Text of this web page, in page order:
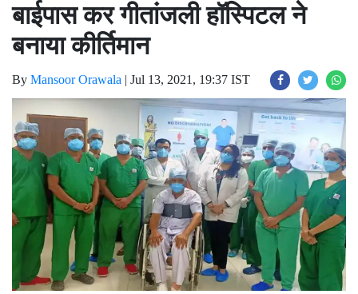
बाईपास कर गीतांजली हॉस्पिटल ने
बनाया कीर्तिमान
By Mansoor Orawala | Jul 13, 2021, 19:37 IST